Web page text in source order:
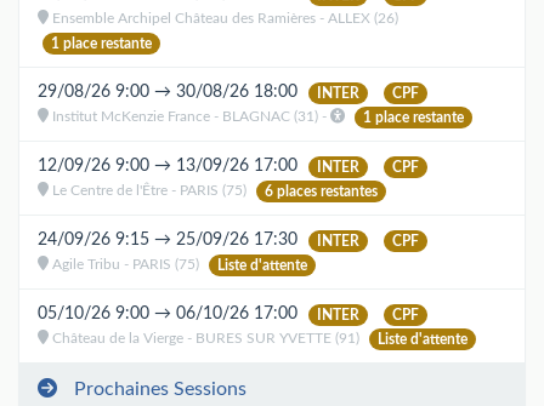
Ensemble Archipel Château des Ramières - ALLEX (26)
1 place restante
29/08/26 9:00 → 30/08/26 18:00 INTER
CPF
Institut McKenzie France - BLAGNAC (31) -
1 place restante
12/09/26 9:00 → 13/09/26 17:00 INTER
CPF
Le Centre de l'Être - PARIS (75)
6 places restantes
24/09/26 9:15 → 25/09/26 17:30 INTER
CPF
Agile Tribu - PARIS (75)
Liste d'attente
05/10/26 9:00 → 06/10/26 17:00 INTER
CPF
Château de la Vierge - BURES SUR YVETTE (91)
Liste d'attente
Prochaines Sessions